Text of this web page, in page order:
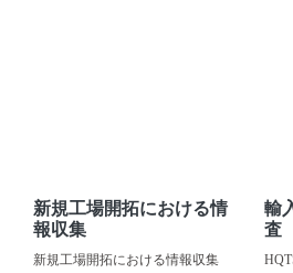
新規工場開拓における情
報収集
新規工場開拓における情報収集
輸
査